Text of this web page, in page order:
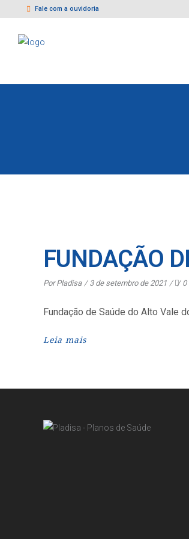
Fale com a ouvidoria
FUNDAÇÃO
Por Pladisa 3 de setembro de 2021 0
Fundação de Saúde do Alto Vale
Leia mais